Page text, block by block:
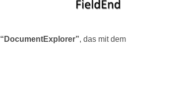
“DocumentExplorer”, das mit dem